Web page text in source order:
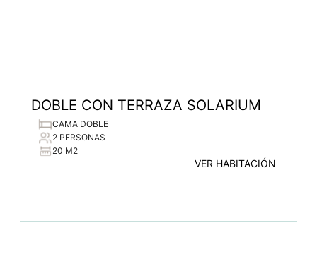
DOBLE CON TERRAZA SOLARIUM
CAMA DOBLE
2 PERSONAS
20 M2
VER HABITACIÓN